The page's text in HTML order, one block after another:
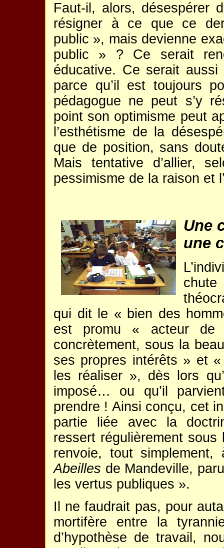
Faut-il, alors, désespérer
résigner à ce que ce
public », mais devienne
public » ? Ce serait
éducative. Ce serait
parce qu’il est toujours
pédagogue ne peut s’y
point son optimisme peut
l’esthétisme de la
que de position, sans
Mais tentative d’allier,
pessimisme de la raison et
Une
une
qui dit le « bien des
est promu « acteur
concrètement, sous la
ses propres intérêts » et
les réaliser », dès lors
imposé… ou qu’il
prendre ! Ainsi conçu, cet
partie liée avec la
ressert régulièrement
renvoie, tout
Abeilles de Mandeville,
les vertus publiques ».
Il ne faudrait pas, pour
mortifère entre la
d’hypothèse de travail,